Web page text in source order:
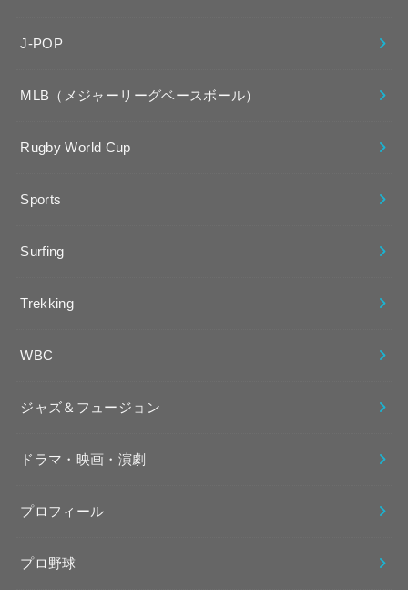
J-POP
MLB（メジャーリーグベースボール）
Rugby World Cup
Sports
Surfing
Trekking
WBC
ジャズ＆フュージョン
ドラマ・映画・演劇
プロフィール
プロ野球